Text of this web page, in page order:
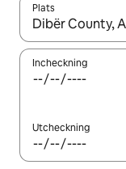
Plats
När resultaten är
Incheckning
Utcheckning